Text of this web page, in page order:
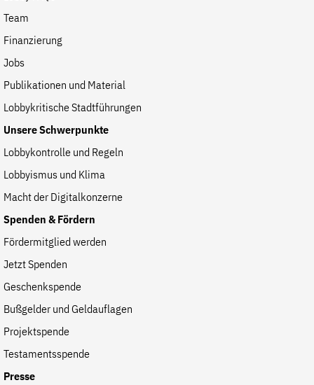
Team
Finanzierung
Jobs
Publikationen und Material
Lobbykritische Stadtführungen
Unsere Schwerpunkte
Lobbykontrolle und Regeln
Lobbyismus und Klima
Macht der Digitalkonzerne
Spenden & Fördern
Fördermitglied werden
Jetzt Spenden
Geschenkspende
Bußgelder und Geldauflagen
Projektspende
Testamentsspende
Presse